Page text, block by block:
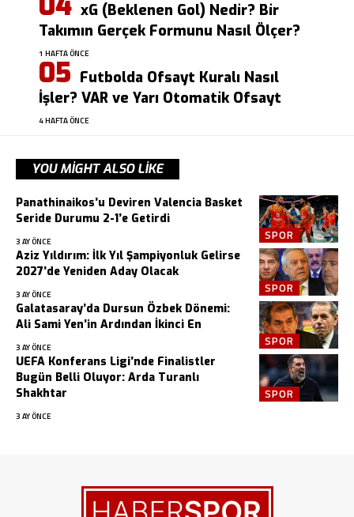
xG (Beklenen Gol) Nedir? Bir
Takımın Gerçek Formunu Nasıl Ölçer?
1 HAFTA ÖNCE
Futbolda Ofsayt Kuralı Nasıl
İşler? VAR ve Yarı Otomatik Ofsayt
4 HAFTA ÖNCE
YOU MIGHT ALSO LIKE
SPOR
Panathinaikos’u Deviren Valencia Basket
Seride Durumu 2-1’e Getirdi
3 AY ÖNCE
SPOR
Aziz Yıldırım: İlk Yıl Şampiyonluk Gelirse
2027’de Yeniden Aday Olacak
3 AY ÖNCE
SPOR
Galatasaray’da Dursun Özbek Dönemi:
Ali Sami Yen’in Ardından İkinci En
3 AY ÖNCE
SPOR
UEFA Konferans Ligi’nde Finalistler
Bugün Belli Oluyor: Arda Turanlı
Shakhtar
3 AY ÖNCE